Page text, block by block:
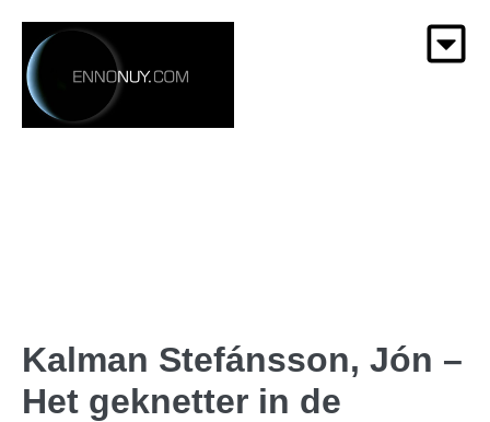
Kalman Stefánsson, Jón –
Het geknetter in de